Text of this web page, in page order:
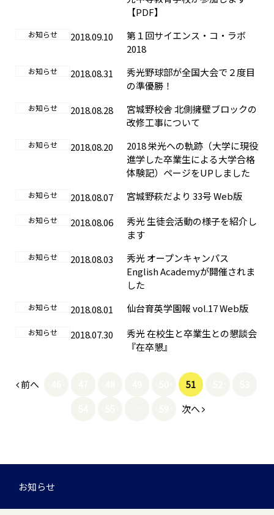
【PDF】
お知らせ 2018.09.10
第１回サイエンス・コ・ラボ
2018
お知らせ 2018.08.31
秀光野球部が全国大会で２度目
の準優勝！
お知らせ 2018.08.28
宮城野校舎 北側擁壁ブロックの
改修工事について
お知らせ 2018.08.20
2018 栄光への軌跡（大学に現役
進学した卒業生による大学合格
体験記）ページをUPしました
お知らせ 2018.08.07 宮城野萩だより 33号 Web版
お知らせ 2018.08.06
秀光 生徒会活動の様子を紹介し
ます
お知らせ 2018.08.03
秀光 オープンキャンパス
English Academyが開催されま
した
お知らせ 2018.08.01 仙台育英学園報 vol.17 Web版
お知らせ 2018.07.30
秀光 在校生と卒業生との懇談会
『在卒懇』
前へ 51
次へ
お知らせ